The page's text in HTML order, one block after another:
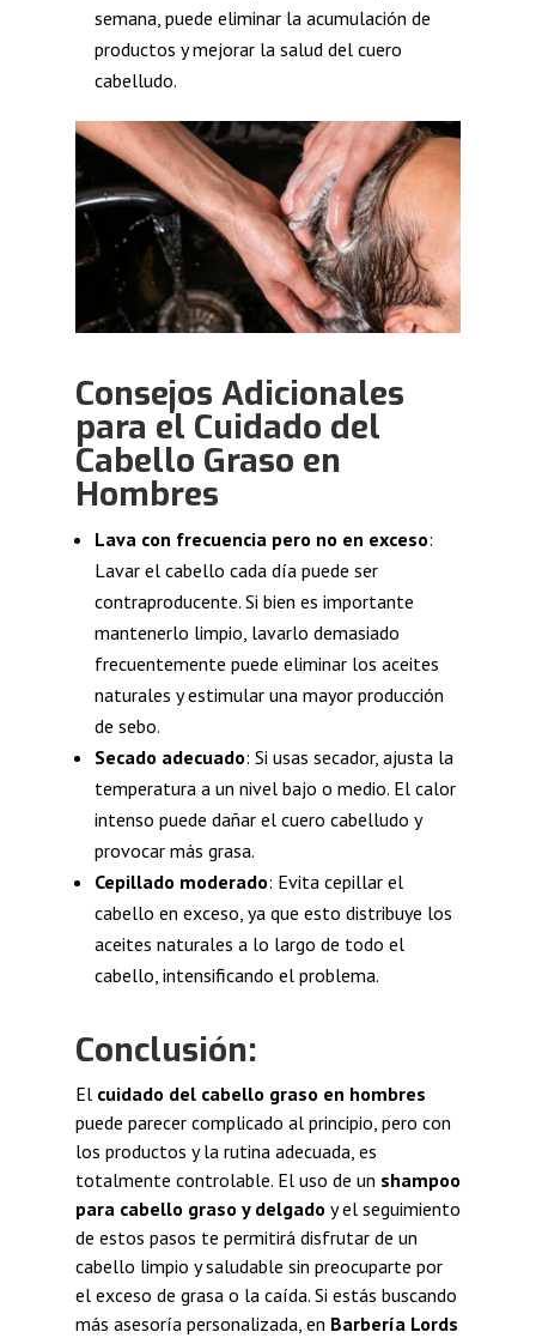
semana, puede eliminar la acumulación de
productos y mejorar la salud del cuero
cabelludo.
Consejos Adicionales
para el Cuidado del
Cabello Graso en
Hombres
Lava con frecuencia pero no en exceso:
Lavar el cabello cada día puede ser
contraproducente. Si bien es importante
mantenerlo limpio, lavarlo demasiado
frecuentemente puede eliminar los aceites
naturales y estimular una mayor producción
de sebo.
Secado adecuado: Si usas secador, ajusta la
temperatura a un nivel bajo o medio. El calor
intenso puede dañar el cuero cabelludo y
provocar más grasa.
Cepillado moderado: Evita cepillar el
cabello en exceso, ya que esto distribuye los
aceites naturales a lo largo de todo el
cabello, intensificando el problema.
Conclusión:
El cuidado del cabello graso en hombres
puede parecer complicado al principio, pero con
los productos y la rutina adecuada, es
totalmente controlable. El uso de un shampoo
para cabello graso y delgado y el seguimiento
de estos pasos te permitirá disfrutar de un
cabello limpio y saludable sin preocuparte por
el exceso de grasa o la caída. Si estás buscando
más asesoría personalizada, en Barbería Lords